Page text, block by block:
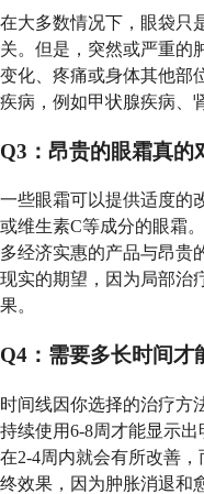
在大多数情况下，眼袋只
关。但是，突然或严重的
变化、疼痛或身体其他部
疾病，例如甲状腺疾病、
Q3：昂贵的眼霜真的
一些眼霜可以提供适度的
或维生素C等成分的眼霜
多经济实惠的产品与昂贵
现实的期望，因为局部治
果。
Q4：需要多长时间才
时间线因你选择的治疗方
持续使用6-8周才能显示
在2-4周内就会有所改善
终效果，因为肿胀消退和